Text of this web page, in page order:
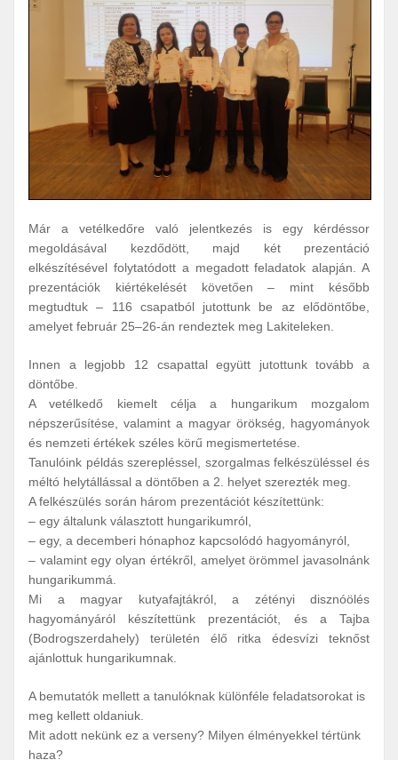
Már a vetélkedőre való jelentkezés is egy kérdéssor
megoldásával kezdődött, majd két prezentáció
elkészítésével folytatódott a megadott feladatok alapján. A
prezentációk kiértékelését követően – mint később
megtudtuk – 116 csapatból jutottunk be az elődöntőbe,
amelyet február 25–26-án rendeztek meg Lakiteleken.
Innen a legjobb 12 csapattal együtt jutottunk tovább a
döntőbe.
A vetélkedő kiemelt célja a hungarikum mozgalom
népszerűsítése, valamint a magyar örökség, hagyományok
és nemzeti értékek széles körű megismertetése.
Tanulóink példás szerepléssel, szorgalmas felkészüléssel és
méltó helytállással a döntőben a 2. helyet szerezték meg.
A felkészülés során három prezentációt készítettünk:
– egy általunk választott hungarikumról,
– egy, a decemberi hónaphoz kapcsolódó hagyományról,
– valamint egy olyan értékről, amelyet örömmel javasolnánk
hungarikummá.
Mi a magyar kutyafajtákról, a zétényi disznóölés
hagyományáról készítettünk prezentációt, és a Tajba
(Bodrogszerdahely) területén élő ritka édesvízi teknőst
ajánlottuk hungarikumnak.
A bemutatók mellett a tanulóknak különféle feladatsorokat is
meg kellett oldaniuk.
Mit adott nekünk ez a verseny? Milyen élményekkel tértünk
haza?